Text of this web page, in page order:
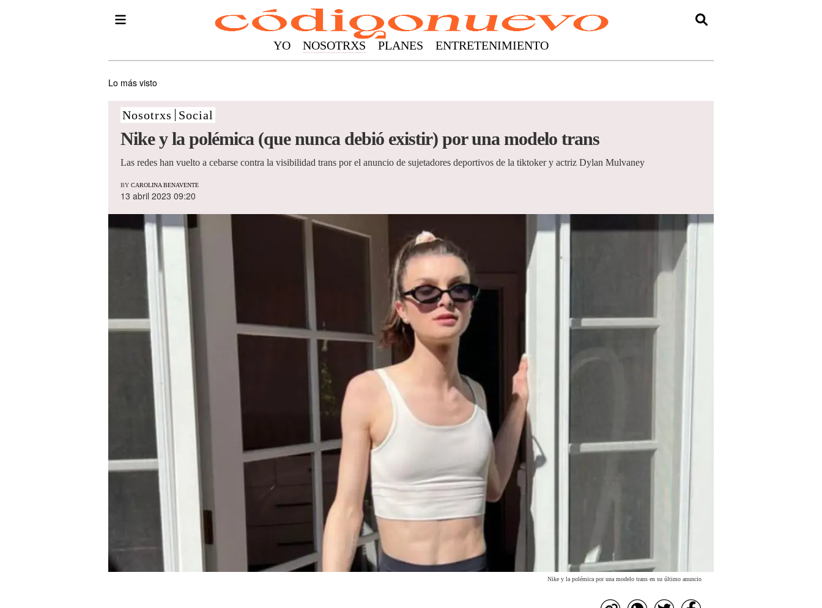
YO NOSOTRXS PLANES ENTRETENIMIENTO
Lo más visto
Nosotrxs Social
Nike y la polémica (que nunca debió existir) por una modelo trans
Las redes han vuelto a cebarse contra la visibilidad trans por el anuncio de sujetadores deportivos de la tiktoker y actriz Dylan Mulvaney
BY CAROLINA BENAVENTE
13 abril 2023 09:20
Nike y la polémica por una modelo trans en su último anuncio